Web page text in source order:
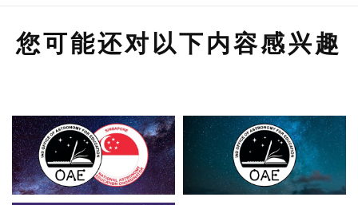
您可能还对以下内容感兴趣